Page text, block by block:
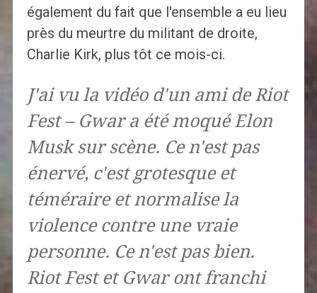
également du fait que l'ensemble a eu lieu
près du meurtre du militant de droite,
Charlie Kirk, plus tôt ce mois-ci.
J'ai vu la vidéo d'un ami de Riot
Fest – Gwar a été moqué Elon
Musk sur scène. Ce n'est pas
énervé, c'est grotesque et
téméraire et normalise la
violence contre une vraie
personne. Ce n'est pas bien.
Riot Fest et Gwar ont franchi